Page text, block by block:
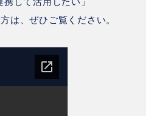
は、ぜひご覧ください。